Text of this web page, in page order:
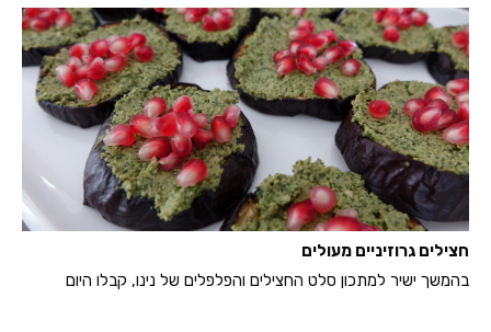
חצילים גרוזיניים מעולים
בהמשך ישיר למתכון סלט החצילים והפלפלים של נינו, קבלו היום